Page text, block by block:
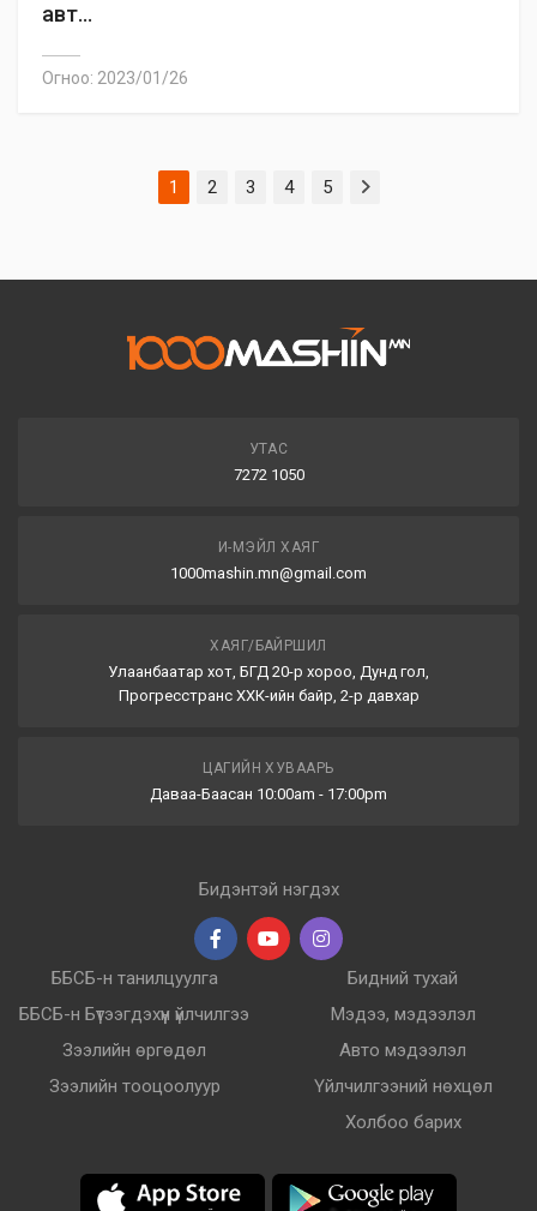
авт...
Огноо: 2023/01/26
1 2 3 4 5
УТАС
7272 1050
И-МЭЙЛ ХАЯГ
1000mashin.mn@gmail.com
ХАЯГ/БАЙРШИЛ
Улаанбаатар хот, БГД 20-р хороо, Дунд гол,
Прогресстранс ХХК-ийн байр, 2-р давхар
ЦАГИЙН ХУВААРЬ
Даваа-Баасан 10:00am - 17:00pm
Бидэнтэй нэгдэх
ББСБ-н танилцуулга
ББСБ-н Бүтээгдэхүүн үйлчилгээ
Зээлийн өргөдөл
Зээлийн тооцоолуур
Бидний тухай
Мэдээ, мэдээлэл
Авто мэдээлэл
Үйлчилгээний нөхцөл
Холбоо барих